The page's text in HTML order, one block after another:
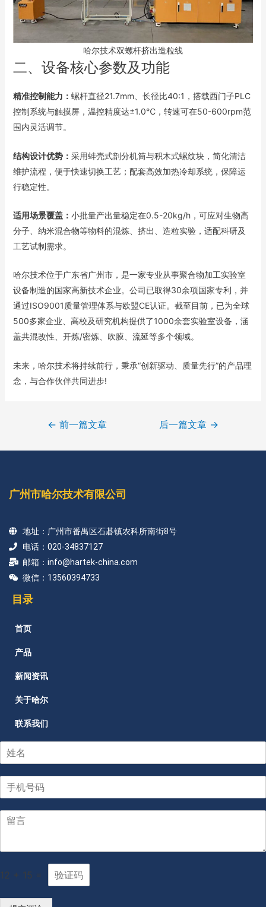
哈尔技术双螺杆挤出造粒线
二、设备核心参数及功能
精准控制能力： 螺杆直径21.7mm、长径比40:1，搭载西门子PLC
控制系统与触摸屏，温控精度达±1.0℃，转速可在50-600rpm范
围内灵活调节。
结构设计优势： 采用蚌壳式剖分机筒与积木式螺纹块，简化清洁
维护流程，便于快速切换工艺；配套高效加热冷却系统，保障运
行稳定性。
适用场景覆盖： 小批量产出量稳定在0.5-20kg/h，可应对生物高
分子、纳米混合物等物料的混炼、挤出、造粒实验，适配科研及
工艺试制需求。
哈尔技术位于广东省广州市，是一家专业从事聚合物加工实验室
设备制造的国家高新技术企业。公司已取得30余项国家专利，并
通过ISO9001质量管理体系与欧盟CE认证。截至目前，已为全球
500多家企业、高校及研究机构提供了1000余套实验室设备，涵
盖共混改性、开炼/密炼、吹膜、流延等多个领域。
未来，哈尔技术将持续前行，秉承“创新驱动、质量先行”的产品理
念，与合作伙伴共同进步!
← 前一篇文章 后一篇文章 →
广州市哈尔技术有限公司
地址：广州市番禺区石碁镇农科所南街8号
电话：020-34837127
邮箱：info@hartek-china.com
微信：13560394733
目录
首页
产品
新闻资讯
关于哈尔
联系我们
12 + 15 =